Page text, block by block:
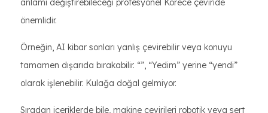
anlamı değiştirebileceği profesyonel Korece çeviride
önemlidir.
Örneğin, AI kibar sonları yanlış çevirebilir veya konuyu
tamamen dışarıda bırakabilir. “”, “Yedim” yerine “yendi”
olarak işlenebilir. Kulağa doğal gelmiyor.
Sıradan içeriklerde bile, makine çevirileri robotik veya sert